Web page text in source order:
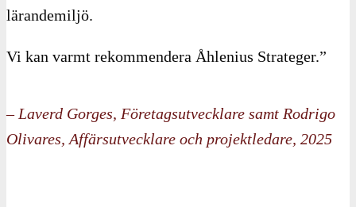
lärandemiljö.
Vi kan varmt rekommendera Åhlenius Strateger.”
– Laverd Gorges, Företagsutvecklare samt Rodrigo
Olivares, Affärsutvecklare och projektledare, 2025